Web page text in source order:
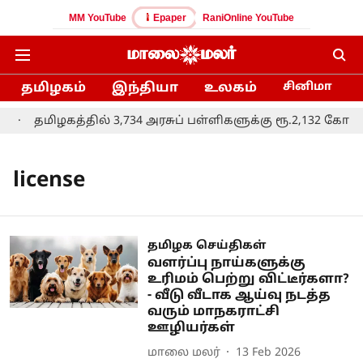
MM YouTube Epaper RaniOnline YouTube
தமிழகம் இந்தியா உலகம் சினிமா
தமிழகத்தில் 3,734 அரசுப் பள்ளிகளுக்கு ரூ.2,132
license
தமிழக செய்திகள்
வளர்ப்பு நாய்களுக்கு
உரிமம் பெற்று விட்டீர்களா?
- வீடு வீடாக ஆய்வு நடத்த
வரும் மாநகராட்சி
ஊழியர்கள்
மாலை மலர் 13 Feb 2026